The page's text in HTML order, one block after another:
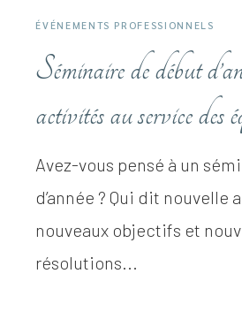
ÉVÉNEMENTS PROFESSIONNELS
Séminaire de début
activités au service des
Avez-vous pensé à un
d’année ? Qui dit nouvelle
nouveaux objectifs et
résolutions...